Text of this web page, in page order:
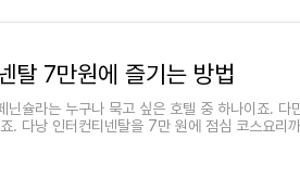
탈 7만원에 즐기는 방법
닌슐라는 누구나 묵고 싶은 호텔 중 하나이죠. 다
. 다낭 인터컨티넨탈을 7만 원에 점심 코스요리